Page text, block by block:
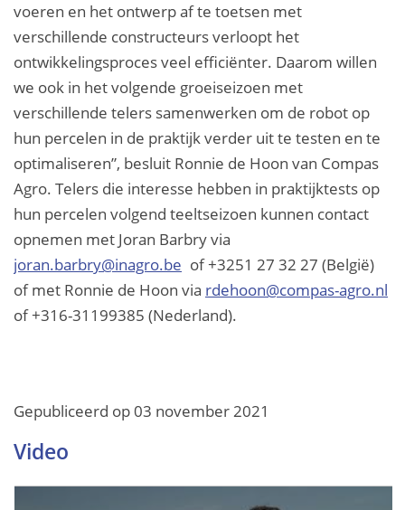
voeren en het ontwerp af te toetsen met
verschillende constructeurs verloopt het
ontwikkelingsproces veel efficiënter. Daarom willen
we ook in het volgende groeiseizoen met
verschillende telers samenwerken om de robot op
hun percelen in de praktijk verder uit te testen en te
optimaliseren”, besluit Ronnie de Hoon van Compas
Agro. Telers die interesse hebben in praktijktests op
hun percelen volgend teeltseizoen kunnen contact
opnemen met Joran Barbry via
joran.barbry@inagro.be of +3251 27 32 27 (België)
of met Ronnie de Hoon via rdehoon@compas-agro.nl
of +316-31199385 (Nederland).
Gepubliceerd op03 november 2021
Video